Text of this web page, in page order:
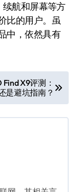
航和屏幕等方
比的用户。虽
中，依然具有
Find X9评测：
是避坑指南？